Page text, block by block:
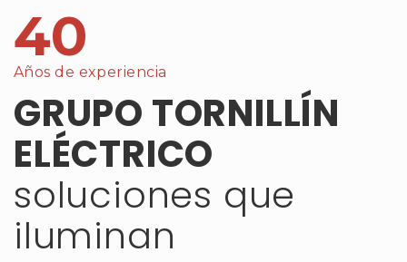
40
Años de experiencia
GRUPO TORNILLÍN
ELÉCTRICO
soluciones que
iluminan